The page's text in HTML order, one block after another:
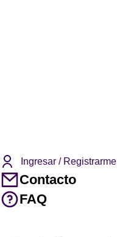
Ingresar / Registrarme
Contacto
FAQ